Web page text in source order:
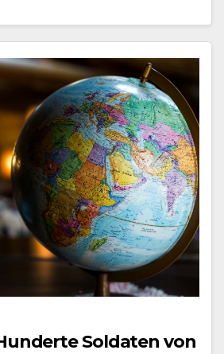
Soldaten von